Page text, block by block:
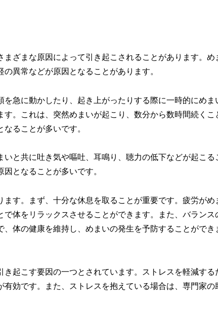
ざまな原因によって引き起こされることがあります。め
異常などが原因となることがあります。
急に動かしたり、起き上がったりする際に一時的にめま
。これは、突然めまいが起こり、数分から数時間続くこ
ることが多いです。
と共に吐き気や嘔吐、耳鳴り、聴力の低下などが起こる
となることが多いです。
す。まず、十分な休息を取ることが重要です。疲労がめ
体をリラックスさせることができます。また、バランス
体の健康を維持し、めまいの発生を予防することができ
起こす要因の一つとされています。ストレスを軽減する
効です。また、ストレスを抱えている場合は、専門家の